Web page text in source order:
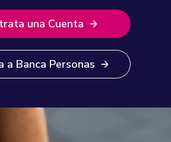
una Cuenta
a Banca Personas